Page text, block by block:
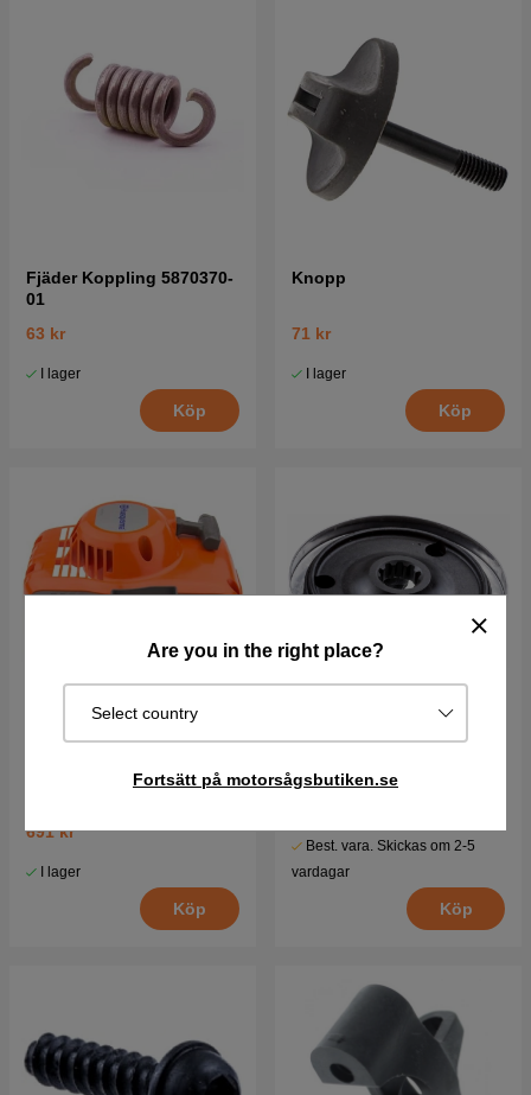
Are you in the right place?
Select country
Fortsätt på motorsågsbutiken.se
Fjäder Koppling 5870370-
01
63 kr
I lager
Köp
Knopp
71 kr
I lager
Köp
691 kr
I lager
Köp
Best. vara. Skickas om 2-5
vardagar
Köp